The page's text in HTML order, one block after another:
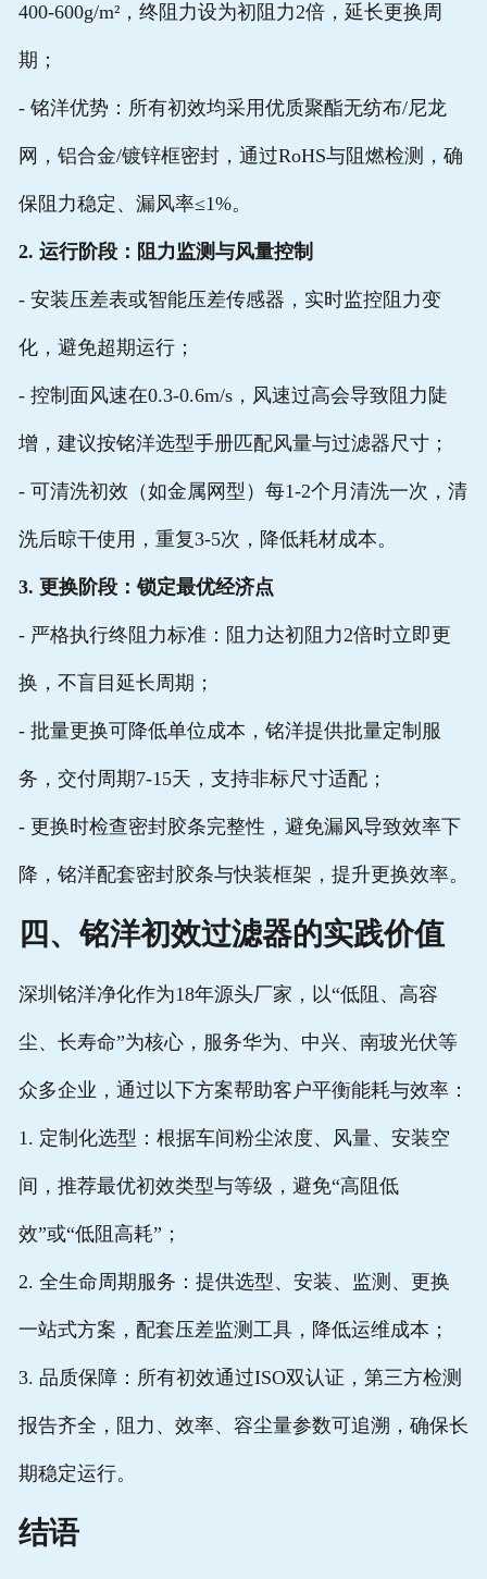
400-600g/m²，终阻力设为初阻力2倍，延长更换周
期；
- 铭洋优势：所有初效均采用优质聚酯无纺布/尼龙
网，铝合金/镀锌框密封，通过RoHS与阻燃检测，确
保阻力稳定、漏风率≤1%。
2. 运行阶段：阻力监测与风量控制
- 安装压差表或智能压差传感器，实时监控阻力变
化，避免超期运行；
- 控制面风速在0.3-0.6m/s，风速过高会导致阻力陡
增，建议按铭洋选型手册匹配风量与过滤器尺寸；
- 可清洗初效（如金属网型）每1-2个月清洗一次，清
洗后晾干使用，重复3-5次，降低耗材成本。
3. 更换阶段：锁定最优经济点
- 严格执行终阻力标准：阻力达初阻力2倍时立即更
换，不盲目延长周期；
- 批量更换可降低单位成本，铭洋提供批量定制服
务，交付周期7-15天，支持非标尺寸适配；
- 更换时检查密封胶条完整性，避免漏风导致效率下
降，铭洋配套密封胶条与快装框架，提升更换效率。
四、铭洋初效过滤器的实践价值
深圳铭洋净化作为18年源头厂家，以“低阻、高容
尘、长寿命”为核心，服务华为、中兴、南玻光伏等
众多企业，通过以下方案帮助客户平衡能耗与效率：
1. 定制化选型：根据车间粉尘浓度、风量、安装空
间，推荐最优初效类型与等级，避免“高阻低
效”或“低阻高耗”；
2. 全生命周期服务：提供选型、安装、监测、更换
一站式方案，配套压差监测工具，降低运维成本；
3. 品质保障：所有初效通过ISO双认证，第三方检测
报告齐全，阻力、效率、容尘量参数可追溯，确保长
期稳定运行。
结语